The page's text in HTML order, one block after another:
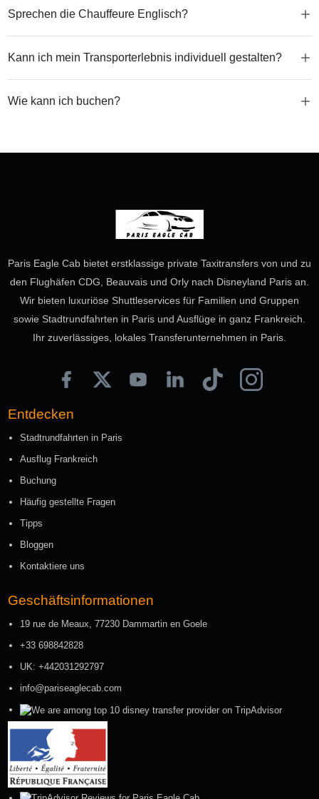
Sprechen die Chauffeure Englisch?
Kann ich mein Transporterlebnis individuell gestalten?
Wie kann ich buchen?
Paris Eagle Cab bietet erstklassige private Taxitransfers von und zu
den Flughäfen CDG, Beauvais und Orly nach Disneyland Paris an.
Wir bieten luxuriöse Shuttleservices für Familien und Gruppen
sowie Stadtrundfahrten in Paris und Ausflüge in ganz Frankreich.
Ihr zuverlässiges, lokales Transferunternehmen in Paris.
Entdecken
Stadtrundfahrten in Paris
Ausflug Frankreich
Buchung
Häufig gestellte Fragen
Tipps
Bloggen
Kontaktiere uns
Geschäftsinformationen
19 rue de Meaux, 77230 Dammartin en Goele
+33 698842828
UK: +442031292797
info@pariseaglecab.com